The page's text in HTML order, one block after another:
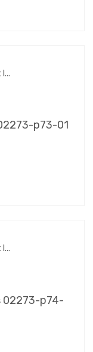
p73-01
02273-p74-